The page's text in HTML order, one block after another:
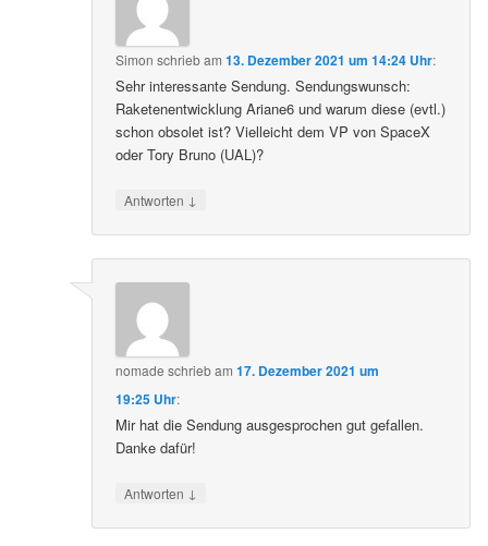
Simon schriebam13. Dezember 2021 um 14:24 Uhr:
Sehr interessante Sendung. Sendungswunsch:
Raketenentwicklung Ariane6 und warum diese (evtl.)
schon obsolet ist? Vielleicht dem VP von SpaceX
oder Tory Bruno (UAL)?
Antworten ↓
nomade schriebam17. Dezember 2021 um
19:25 Uhr:
Mir hat die Sendung ausgesprochen gut gefallen.
Danke dafür!
Antworten ↓